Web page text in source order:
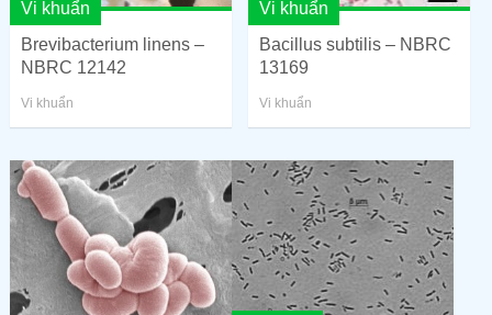
Vi khuẩn
Brevibacterium linens –
NBRC 12142
Vi khuẩn
Vi khuẩn
Bacillus subtilis – NBRC
13169
Vi khuẩn